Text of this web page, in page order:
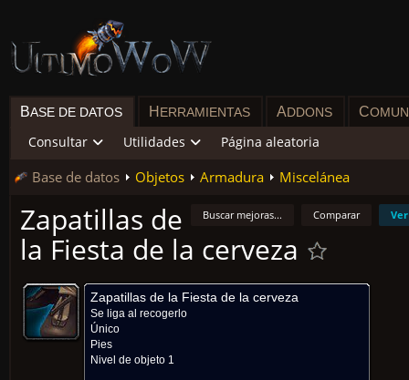
BASE DE DATOS H ERRAMIENTAS ADDONS C
Consultar Utilidades Página aleatoria
Base de datos Objetos Armadura Miscelánea
Comparar
Buscar mejoras...
Zapatillas de
la Fiesta de la cerveza
Zapatillas de la Fiesta de la cerveza
Se liga al recogerlo
Único
Pies
Nivel de objeto 1